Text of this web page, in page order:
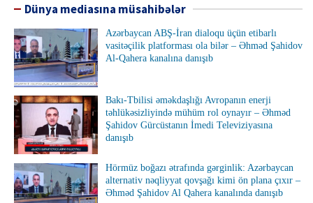
Dünya mediasına müsahibələr
Azərbaycan ABŞ-İran dialoqu üçün etibarlı
vasitəçilik platforması ola bilər – Əhməd Şahidov
Al-Qahera kanalına danışıb
Bakı-Tbilisi əməkdaşlığı Avropanın enerji
təhlükəsizliyində mühüm rol oynayır – Əhməd
Şahidov Gürcüstanın İmedi Televiziyasına
danışıb
Hörmüz boğazı ətrafında gərginlik: Azərbaycan
alternativ nəqliyyat qovşağı kimi ön plana çıxır –
Əhməd Şahidov Al Qahera kanalında danışıb